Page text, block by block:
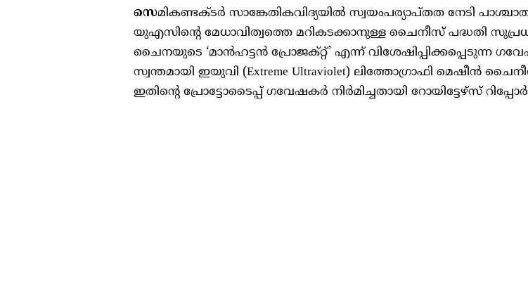
സെമികണ്ടക്ടർ സാങ്കേതികവിദ്യയിൽ സ്വയംപര്യാപ്തത നേടി
യുഎസിന്റെ മേധാവിത്വത്തെ മറികടക്കാനുള്ള ചൈനീസ് പദ്ധതി
ചൈനയുടെ ‘മാൻഹട്ടൻ പ്രോജക്റ്റ്’ എന്ന് വിശേഷിപ്പിക്കപ്പെടുന്ന
സ്വന്തമായി ഇയുവി (Extreme Ultraviolet) ലിത്തോഗ്രാഫി മെഷീൻ
ഇതിന്റെ പ്രോട്ടോടൈപ്പ് ഗവേഷകർ നിർമിച്ചതായി റോയിട്ടേഴ്‌സ്